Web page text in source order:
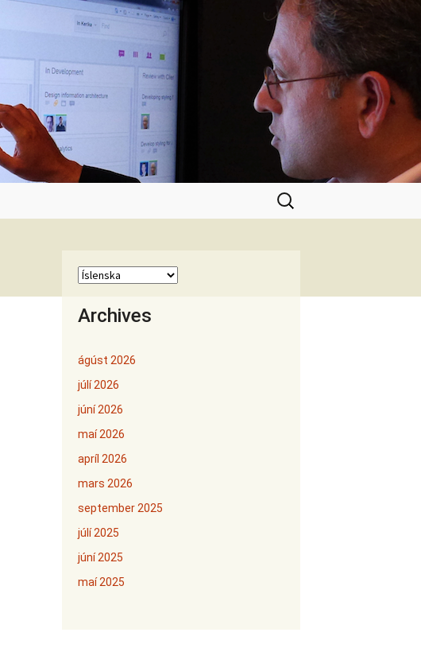
Leita
að:
Archives
ágúst 2026
júlí 2026
júní 2026
maí 2026
apríl 2026
mars 2026
september 2025
júlí 2025
júní 2025
maí 2025